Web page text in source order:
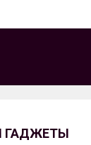
ГАДЖЕТЫ